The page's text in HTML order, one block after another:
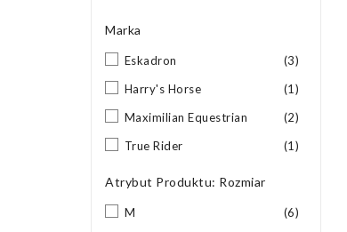
Marka
Eskadron
(3)
Harry's Horse
(1)
Maximilian Equestrian
(2)
True Rider
(1)
Atrybut Produktu: Rozmiar
M
(6)